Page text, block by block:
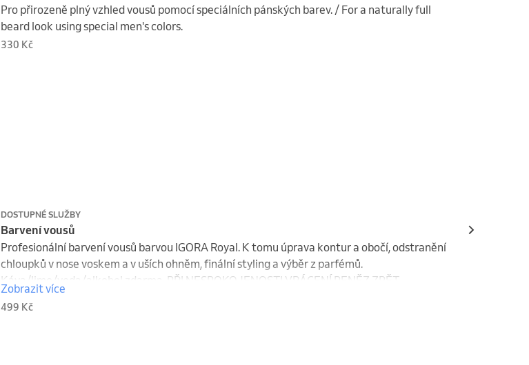
Pro přirozeně plný vzhled vousů pomocí speciálních pánských barev. / For a naturally full
beard look using special men's colors.
330 Kč
DOSTUPNÉ SLUŽBY
Barvení vousů
Profesionální barvení vousů barvou IGORA Royal. K tomu úprava kontur a obočí, odstranění
chloupků v nose voskem a v uších ohněm, finální styling a výběr z parfémů.
Káva/limo/voda/alkohol zdarma. PŘI NESPOKOJENOSTI VRÁCENÍ PENĚZ ZPĚT.
Zobrazit více
499 Kč